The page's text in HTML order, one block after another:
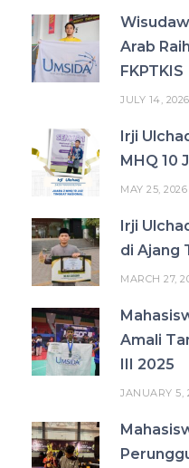
Arab
FKPTKIS
JULY 14, 2026
Irji
MHQ 10
MAY 25, 2026
Irji
di Ajang
MARCH 27,
Amali
III 2025
JANUARY 5,